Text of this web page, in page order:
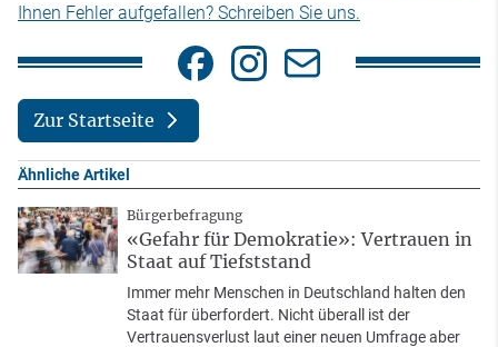
Ihnen Fehler aufgefallen? Schreiben Sie uns.
Zur Startseite
Ähnliche Artikel
Bürgerbefragung
«Gefahr für Demokratie»: Vertrauen in
Staat auf Tiefststand
Immer mehr Menschen in Deutschland halten den
Staat für überfordert. Nicht überall ist der
Vertrauensverlust laut einer neuen Umfrage aber